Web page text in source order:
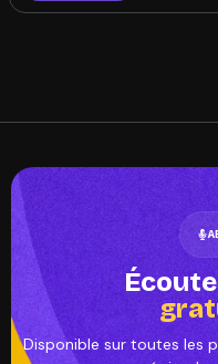
Disponible sur toutes les